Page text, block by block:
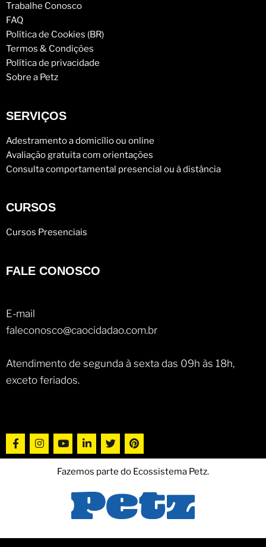
Trabalhe Conosco
FAQ
Política de Cookies (BR)
Termos & Condições
Política de privacidade
Sobre a Petz
SERVIÇOS
Adestramento a domicílio ou online
Avaliação gratuita com orientações
Consulta comportamental presencial ou à distância
CURSOS
Cursos Presenciais
FALE CONOSCO
E-mail
faleconosco@caocidadao.com.br
Atendimento de segunda à sexta das 09h às 18h,
exceto feriados.
Fazemos parte do Ecossistema Petz.